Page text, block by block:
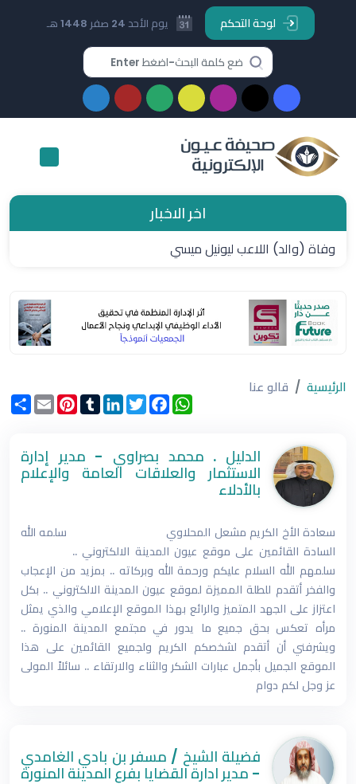
لوحة التحكم يوم الأحد 24 صفر 1448 هـ
اخر الاخبار
وفاة (والد) اللاعب ليونيل ميسي
الرئيسية قالو عنا
انشرEmail
PinterestTumblrLinkedInTwitter
Facebook
WhatsApp
الدليل . محمد بصراوي - مدير إدارة
الاستثمار والعلاقات العامة والإعلام
بالأدلاء
سعادة الأخ الكريم مشعل المحلاوي سلمه الله
السادة القائمين على موقع عيون المدينة الالكتروني ..
سلمهم الله السلام عليكم ورحمة الله وبركاته .. بمزيد من الإعجاب
والفخر أتقدم للطلة المميزة لموقع عيون المدينة الالكتروني .. بكل
اعتزاز على الجهد المتميز والرائع بهذا الموقع الإعلامي والذي يمثل
مرأه تعكس بحق جميع ما يدور في مجتمع المدينة المنورة ..
ويشرفني أن أتقدم لشخصكم الكريم ولجميع القائمين على هذا
الموقع الجميل بأجمل عبارات الشكر والثناء والارتقاء .. سائلاً المولى
عز وجل لكم دوام
فضيلة الشيخ / مسفر بن بادي الغامدي
- مدير ادارة القضايا بفرع المدينة المنورة